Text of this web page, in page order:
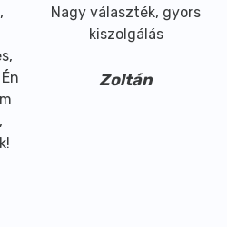
Nagy választék, gyors
kiszolgálás
Zoltán